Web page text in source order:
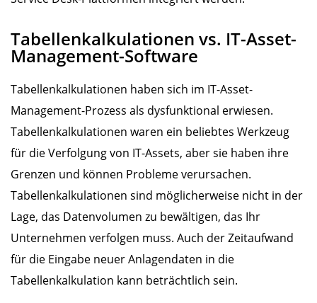
Tabellenkalkulationen vs. IT-Asset-
Management-Software
Tabellenkalkulationen haben sich im IT-Asset-
Management-Prozess als dysfunktional erwiesen.
Tabellenkalkulationen waren ein beliebtes Werkzeug
für die Verfolgung von IT-Assets, aber sie haben ihre
Grenzen und können Probleme verursachen.
Tabellenkalkulationen sind möglicherweise nicht in der
Lage, das Datenvolumen zu bewältigen, das Ihr
Unternehmen verfolgen muss. Auch der Zeitaufwand
für die Eingabe neuer Anlagendaten in die
Tabellenkalkulation kann beträchtlich sein.